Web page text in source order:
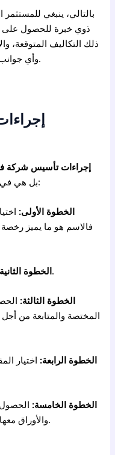
بالتالي، ينبغي
ذوي خبرة للحصول على
ذلك التكاليف المتوقعة،
وأي جوانب أخرى تتعلق بتأسيس الشركة في دبي.
إجراءات تأسيس شركة
بل هي في غاية السهولة وتشمل الخطوات التالية:
الخطوة الأولى:
فالاسم هو ما يميز
الخطوةالحصول على موافقة الجهات المعنية.
الخطوة الثالثة:
المختصة والمتابعة من
الخطوة الرابعة: اختيار
الخطوة الخامسة:
والأوراق معها ثم التسجيل في الغرفة التجارية كعضو.